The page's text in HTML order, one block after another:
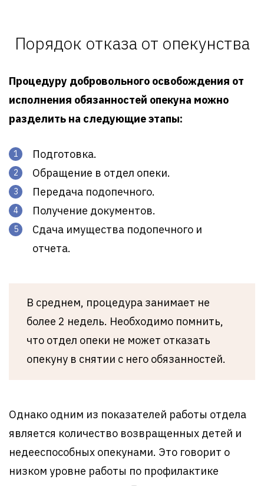
Порядок отказа от опекунства
Процедуру добровольного освобождения от
исполнения обязанностей опекуна можно
разделить на следующие этапы:
Подготовка.
Обращение в отдел опеки.
Передача подопечного.
Получение документов.
Сдача имущества подопечного и
отчета.
В среднем, процедура занимает не
более 2 недель. Необходимо помнить,
что отдел опеки не может отказать
опекуну в снятии с него обязанностей.
Однако одним из показателей работы отдела
является количество возвращенных детей и
недееспособных опекунами. Это говорит о
низком уровне работы по профилактике